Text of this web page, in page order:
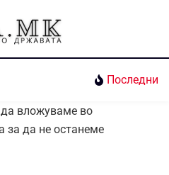
Последни